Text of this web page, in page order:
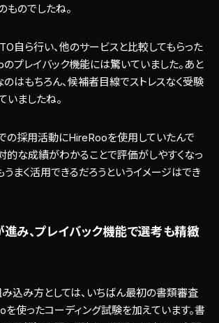
ものでしたね。
自ら行い、他のサービスと比較してもらった
プレイバック機能には驚いていました。あと
はもちろん、候補者目線でストレスなく受験
いましたね。
の採用活動にHireRooを使用していたんで
的な成績がわかることで評価がしやすくなっ
うまく活用できるだろうというイメージはでき
み、プレイバック機能で選考も精緻
込み方としては、いちばん最初の書類審査
使ったコーディング試験を加えています。書